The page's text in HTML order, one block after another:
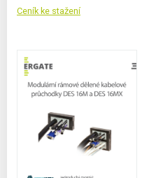
Ceník ke stažení